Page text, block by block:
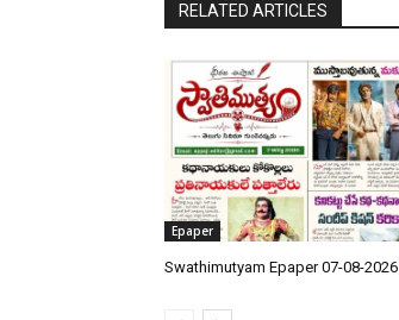
RELATED ARTICLES
Epaper
Swathimutyam Epaper 07-08-2026